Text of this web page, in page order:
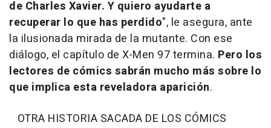
de Charles Xavier. Y quiero ayudarte a
recuperar lo que has perdido", le asegura, ante
la ilusionada mirada de la mutante. Con ese
diálogo, el capítulo de X-Men 97 termina. Pero los
lectores de cómics sabrán mucho más sobre lo
que implica esta reveladora aparición.
OTRA HISTORIA SACADA DE LOS CÓMICS